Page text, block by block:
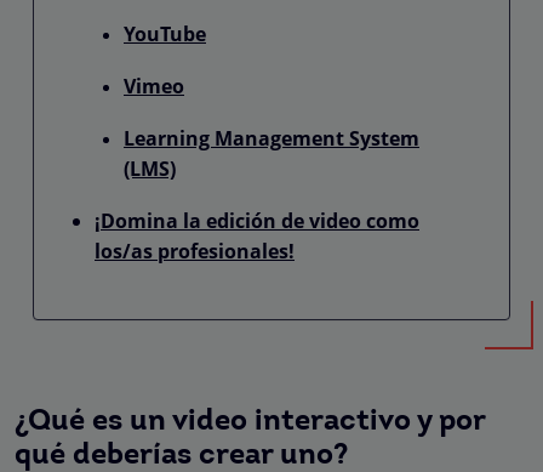
YouTube
Vimeo
Learning Management System
(LMS)
¡Domina la edición de video como
los/as profesionales!
¿Qué es un video interactivo y por
qué deberías crear uno?